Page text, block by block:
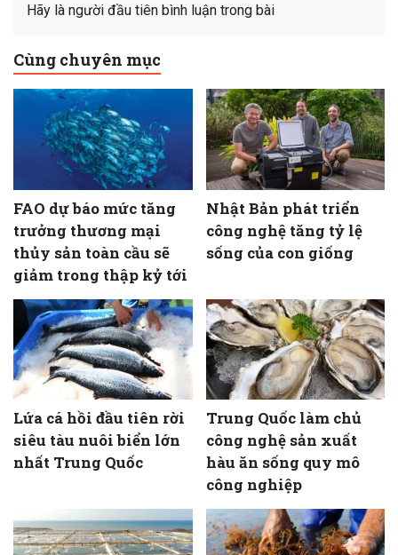
Hãy là người đầu tiên bình luận trong bài
Cùng chuyên mục
FAO dự báo mức tăng
trưởng thương mại
thủy sản toàn cầu sẽ
giảm trong thập kỷ tới
Nhật Bản phát triển
công nghệ tăng tỷ lệ
sống của con giống
Lứa cá hồi đầu tiên rời
siêu tàu nuôi biển lớn
nhất Trung Quốc
Trung Quốc làm chủ
công nghệ sản xuất
hàu ăn sống quy mô
công nghiệp